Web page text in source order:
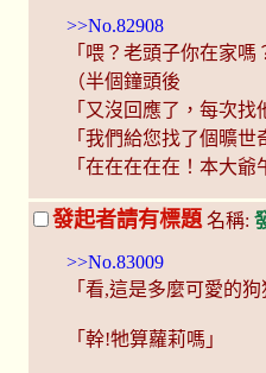
>>No.82908
「喂？老頭子你在家嗎
（半個鐘頭後
「又沒回應了，每次找
「我們給您找了個曠
「在在在在在！本大爺
發起者請有標題 名稱:
>>No.83009
「看,這是多麼可愛的
「幹!牠算蘿莉嗎」